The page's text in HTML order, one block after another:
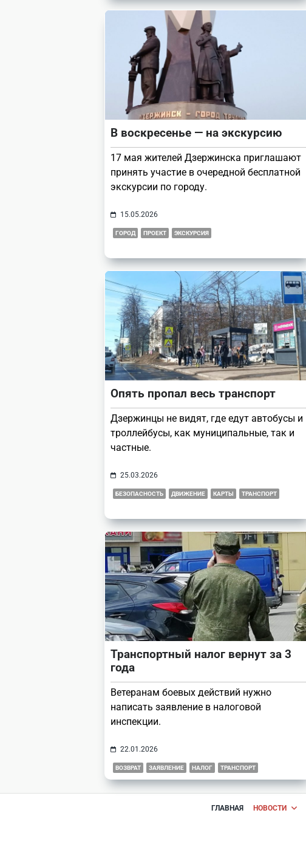
В воскресенье — на экскурсию
17 мая жителей Дзержинска приглашают
принять участие в очередной бесплатной
экскурсии по городу.
15.05.2026
ГОРОД ПРОЕКТ ЭКСКУРСИЯ
Опять пропал весь транспорт
Дзержинцы не видят, где едут автобусы и
троллейбусы, как муниципальные, так и
частные.
25.03.2026
БЕЗОПАСНОСТЬ ДВИЖЕНИЕ КАРТЫ ТРАНСПОРТ
Транспортный налог вернут за 3
года
Ветеранам боевых действий нужно
написать заявление в налоговой
инспекции.
22.01.2026
ВОЗВРАТ ЗАЯВЛЕНИЕ НАЛОГ ТРАНСПОРТ
ГЛАВНАЯ НОВОСТИ